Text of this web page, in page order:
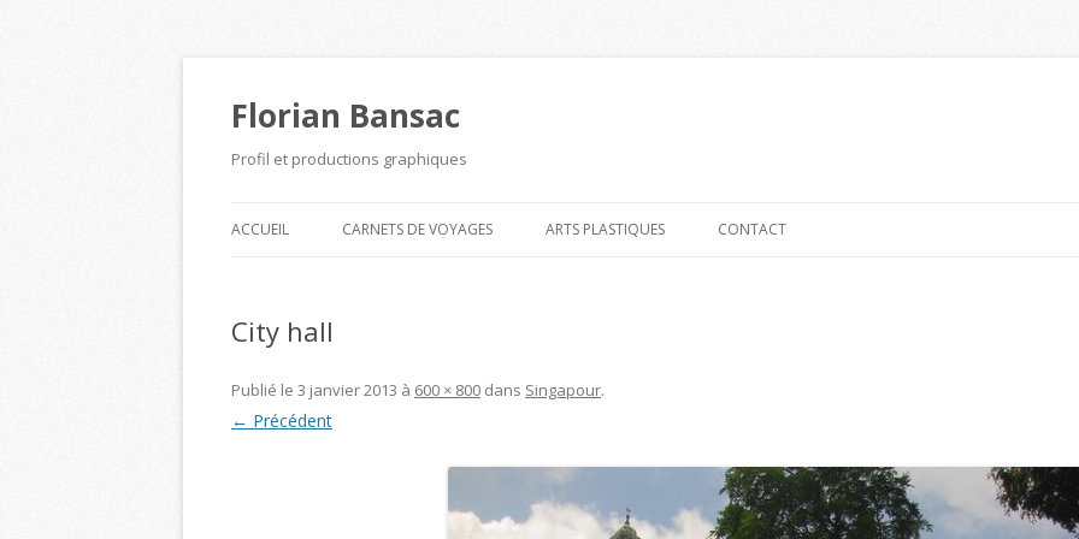
Florian Bansac
Profil et productions graphiques
ACCUEIL CARNETS DE VOYAGES ARTS PLASTIQUES CONTACT
City hall
Publié le 3 janvier 2013 à 600 × 800 dans Singapour.
← Précédent